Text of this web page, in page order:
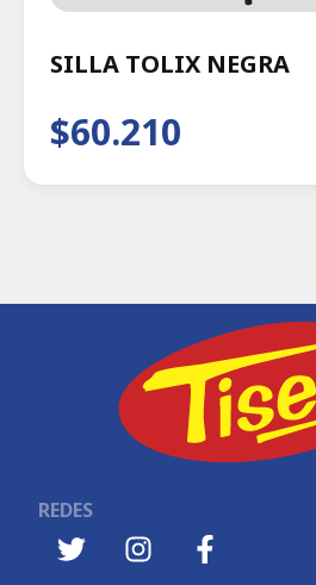
SILLA TOLIX NEGRA
$60.210
REDES